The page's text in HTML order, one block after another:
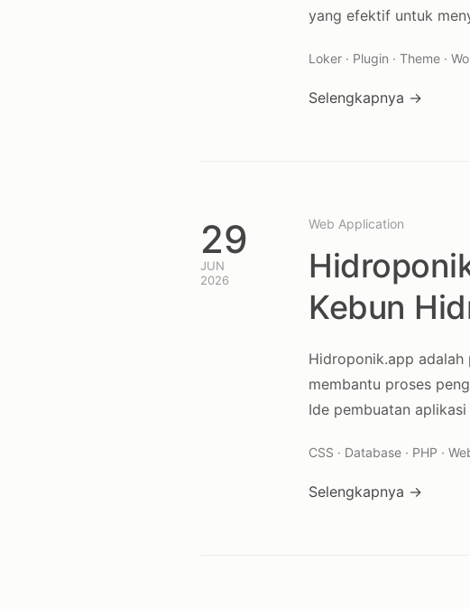
yang efektif untuk
Loker · Plugin · Theme ·
Selengkapnya →
29
JUN
2026
Web Application
Kebun
Hidroponik.app
membantu proses
Ide pembuatan
CSS · Database · PHP ·
Selengkapnya →